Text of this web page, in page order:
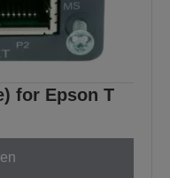
for Epson T